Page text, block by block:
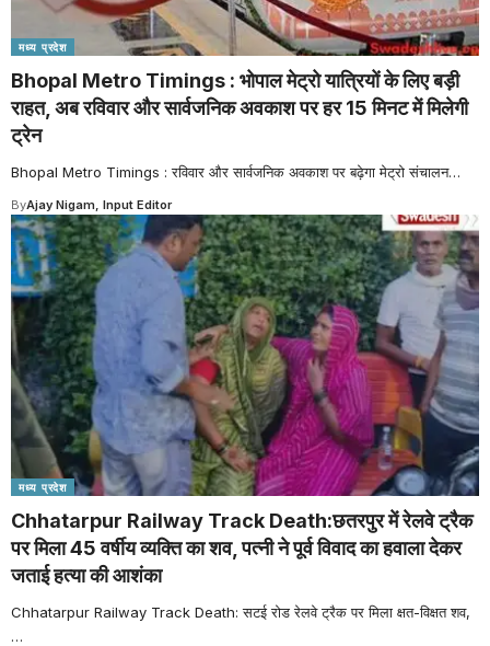
मध्य प्रदेश
Bhopal Metro Timings : भोपाल मेट्रो यात्रियों के लिए बड़ी
राहत, अब रविवार और सार्वजनिक अवकाश पर हर 15 मिनट में मिलेगी
ट्रेन
Bhopal Metro Timings : रविवार और सार्वजनिक अवकाश पर बढ़ेगा मेट्रो संचालन…
ByAjay Nigam, Input Editor
मध्य प्रदेश
Chhatarpur Railway Track Death:छतरपुर में रेलवे ट्रैक
पर मिला 45 वर्षीय व्यक्ति का शव, पत्नी ने पूर्व विवाद का हवाला देकर
जताई हत्या की आशंका
Chhatarpur Railway Track Death: सटई रोड रेलवे ट्रैक पर मिला क्षत-विक्षत शव,
…